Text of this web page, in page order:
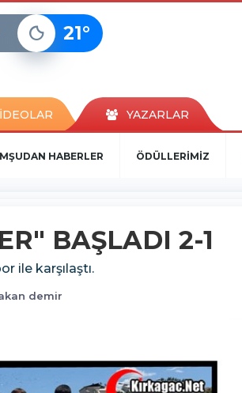
21°
YAZARLAR
HABERLER ÖDÜLLERİMİZ
BAŞLADI 2-1
ile karşılaştı.
demir